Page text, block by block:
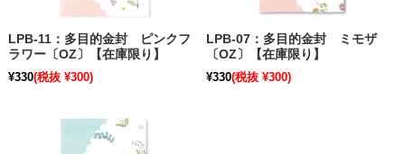
LPB-11：多目的金封 ピンクフ
ラワー〔OZ〕【在庫限り】
¥330(税抜 ¥300)
LPB-07：多目的金封 ミモザ
〔OZ〕【在庫限り】
¥330(税抜 ¥300)